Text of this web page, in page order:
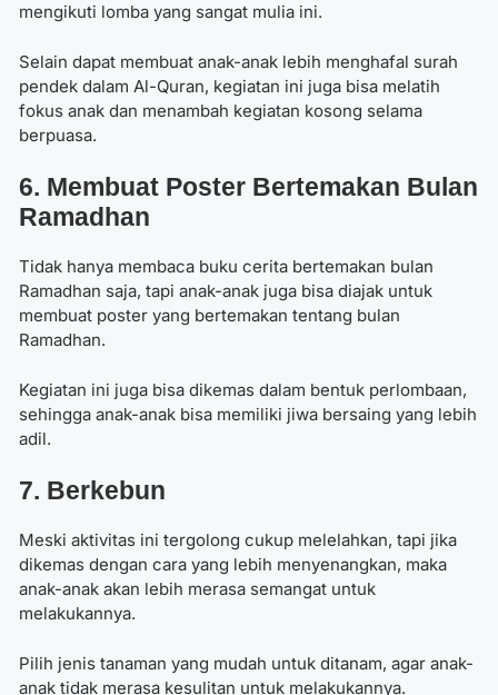
mengikuti lomba yang sangat mulia ini.
Selain dapat membuat anak-anak lebih menghafal surah
pendek dalam Al-Quran, kegiatan ini juga bisa melatih
fokus anak dan menambah kegiatan kosong selama
berpuasa.
6. Membuat Poster Bertemakan Bulan
Ramadhan
Tidak hanya membaca buku cerita bertemakan bulan
Ramadhan saja, tapi anak-anak juga bisa diajak untuk
membuat poster yang bertemakan tentang bulan
Ramadhan.
Kegiatan ini juga bisa dikemas dalam bentuk perlombaan,
sehingga anak-anak bisa memiliki jiwa bersaing yang lebih
adil.
7. Berkebun
Meski aktivitas ini tergolong cukup melelahkan, tapi jika
dikemas dengan cara yang lebih menyenangkan, maka
anak-anak akan lebih merasa semangat untuk
melakukannya.
Pilih jenis tanaman yang mudah untuk ditanam, agar anak-
anak tidak merasa kesulitan untuk melakukannya.